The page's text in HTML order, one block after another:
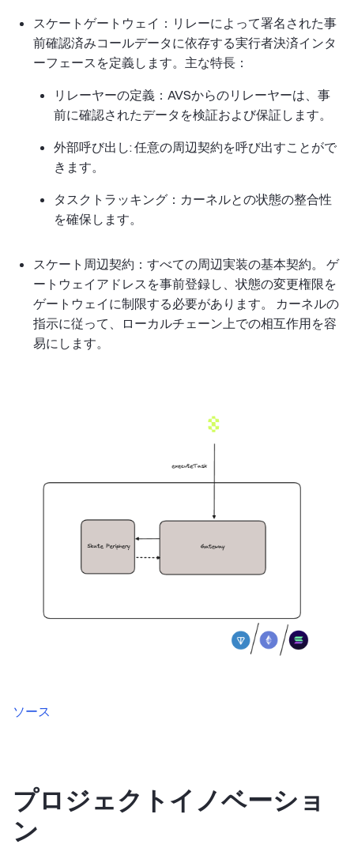
スケートゲートウェイ：リレーによって署名された事
前確認済みコールデータに依存する実行者決済インタ
ーフェースを定義します。主な特長：
リレーヤーの定義：AVSからのリレーヤーは、事
前に確認されたデータを検証および保証します。
外部呼び出し: 任意の周辺契約を呼び出すことがで
きます。
タスクトラッキング：カーネルとの状態の整合性
を確保します。
スケート周辺契約：すべての周辺実装の基本契約。 ゲ
ートウェイアドレスを事前登録し、状態の変更権限を
ゲートウェイに制限する必要があります。 カーネルの
指示に従って、ローカルチェーン上での相互作用を容
易にします。
ソース
プロジェクトイノベーショ
ン